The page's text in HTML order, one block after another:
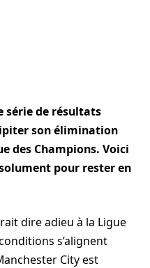
série de résultats
son élimination
des Champions. Voici
pour rester en
dire adieu à la Ligue
s’alignent
City est